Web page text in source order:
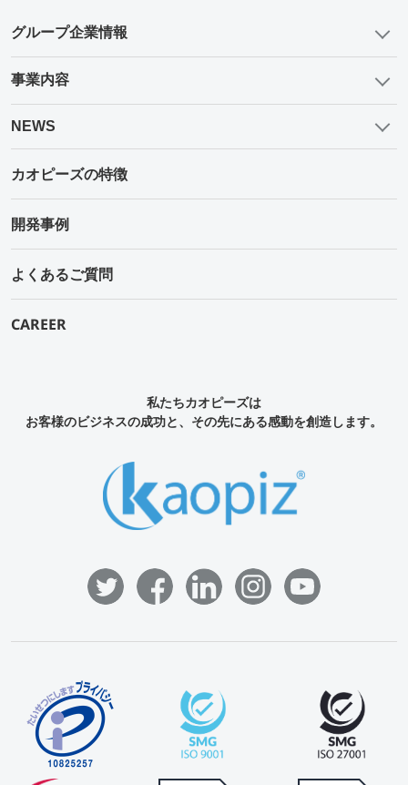
グループ企業情報
事業内容
NEWS
カオピーズの特徴
開発事例
よくあるご質問
CAREER
私たちカオピーズは
お客様のビジネスの成功と、その先にある感動を創造します。